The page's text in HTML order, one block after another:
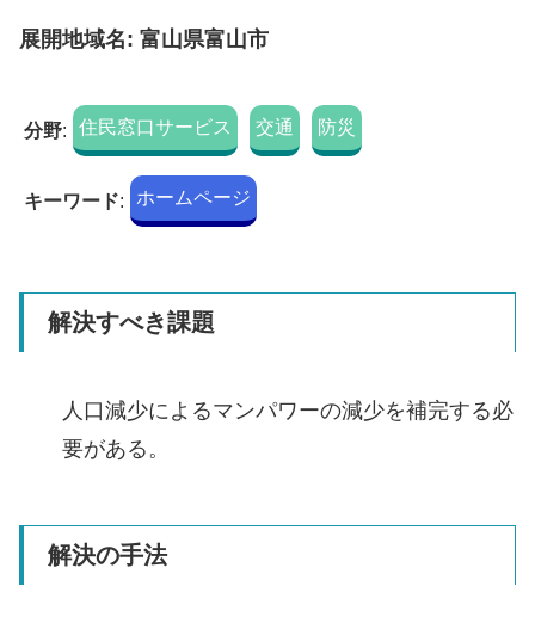
展開地域名: 富山県富山市
分野: 住民窓口サービス 交通 防災
キーワード: ホームページ
解決すべき課題
人口減少によるマンパワーの減少を補完する必
要がある。
解決の手法